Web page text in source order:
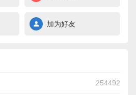
加为好友
254492